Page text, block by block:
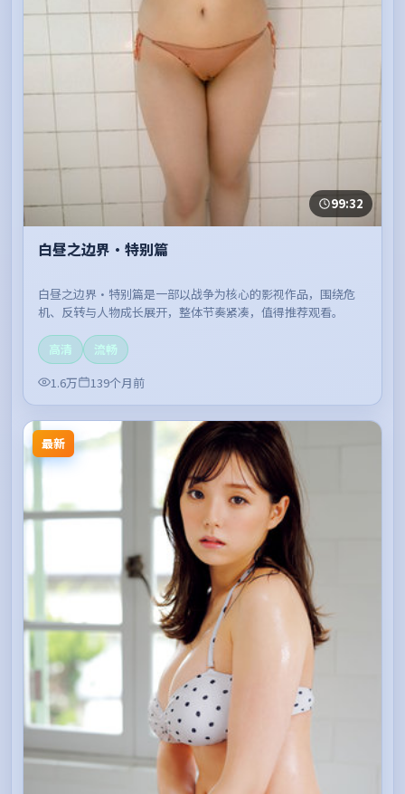
99:32
白昼之边界·特别篇
白昼之边界·特别篇是一部以战争为核心的影视作品，围绕危
机、反转与人物成长展开，整体节奏紧凑，值得推荐观看。
高清
流畅
1.6万
139个月前
最新